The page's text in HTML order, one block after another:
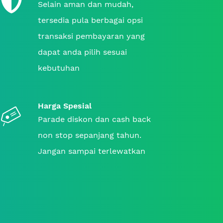
Selain aman dan mudah,
tersedia pula berbagai opsi
transaksi pembayaran yang
dapat anda pilih sesuai
kebutuhan
Harga Spesial
Parade diskon dan cash back
non stop sepanjang tahun.
Jangan sampai terlewatkan